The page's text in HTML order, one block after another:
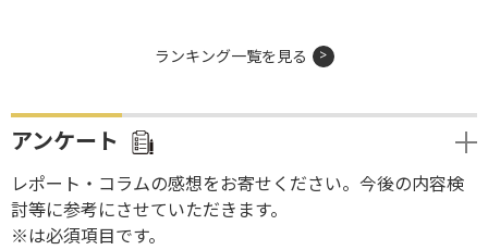
ランキング一覧を見る
アンケート
レポート・コラムの感想をお寄せください。今後の内容検
討等に参考にさせていただきます。
※は必須項目です。